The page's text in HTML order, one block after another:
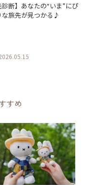
診断】あなたの“いま”にぴ
な旅先が見つかる♪
すめ